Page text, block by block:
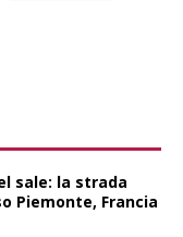
sale: la strada
Piemonte, Francia